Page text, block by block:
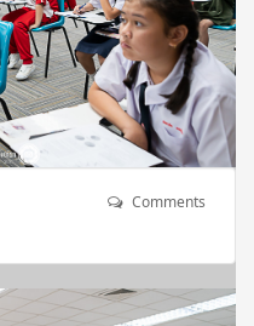
Comments